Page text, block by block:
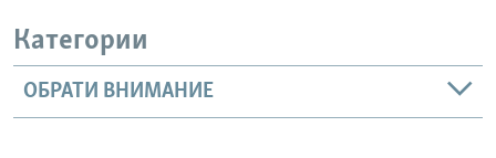
Категории
ОБРАТИ ВНИМАНИЕ